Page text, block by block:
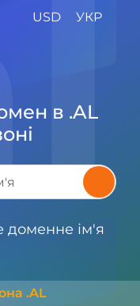
USD УКР
в .AL
доменне ім'я
.AL